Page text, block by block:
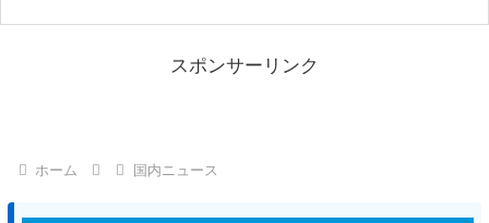
スポンサーリンク
ホーム 国内ニュース